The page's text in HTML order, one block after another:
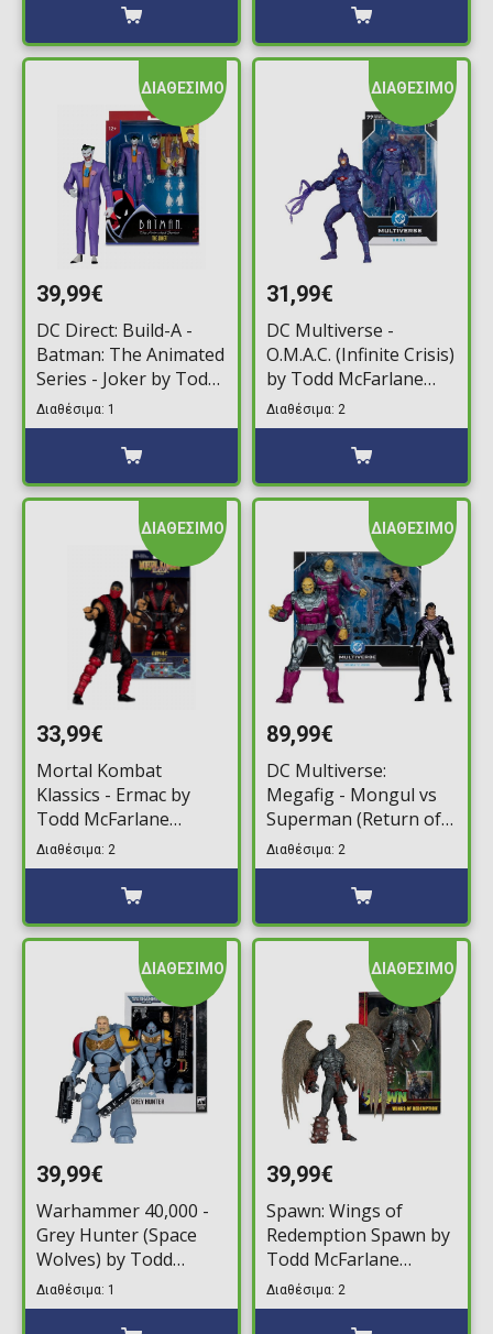
ΔΙΑΘΕΣΙΜΟ
39,99€
DC Direct: Build-A -
Batman: The Animated
Series - Joker by Todd
McFarlane Φιγούρα
Δράσης (15cm)
Διαθέσιμα: 1
ΔΙΑΘΕΣΙΜΟ
31,99€
DC Multiverse -
O.M.A.C. (Infinite Crisis)
by Todd McFarlane
Φιγούρα Δράσης
(19cm)
Διαθέσιμα: 2
ΔΙΑΘΕΣΙΜΟ
33,99€
Mortal Kombat
Klassics - Ermac by
Todd McFarlane
Φιγούρα Δράσης
(19cm)
Διαθέσιμα: 2
ΔΙΑΘΕΣΙΜΟ
89,99€
DC Multiverse:
Megafig - Mongul vs
Superman (Return of
Superman) by Todd
McFarlane 2-Pack
Φιγούρες Δράσης
Διαθέσιμα: 2
ΔΙΑΘΕΣΙΜΟ
39,99€
Warhammer 40,000 -
Grey Hunter (Space
Wolves) by Todd
McFarlane Φιγούρα
Δράσης (18cm)
Διαθέσιμα: 1
ΔΙΑΘΕΣΙΜΟ
39,99€
Spawn: Wings of
Redemption Spawn by
Todd McFarlane
Φιγούρα Δράσης
(23cm)
Διαθέσιμα: 2